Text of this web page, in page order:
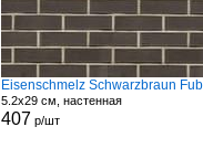
5.2x29 см, настенная
407 р/шт